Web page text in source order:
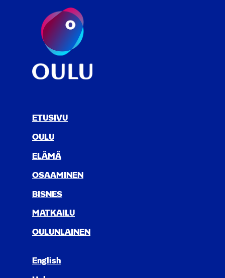
ETUSIVU
OULU
ELÄ­MÄ
OSAA­MI­NEN
BIS­NES
MAT­KAI­LU
OULUN­LAI­NEN
English